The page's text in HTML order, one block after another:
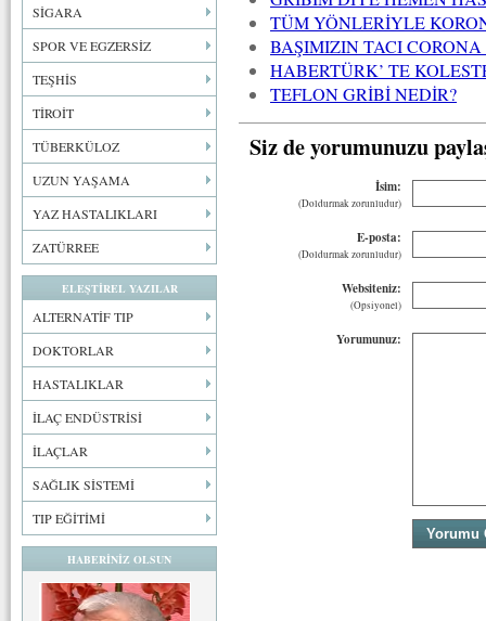
SİGARA
SPOR VE EGZERSİZ
TEŞHİS
TİROİT
TÜBERKÜLOZ
UZUN YAŞAMA
YAZ HASTALIKLARI
ZATÜRREE
ELEŞTİREL YAZILAR
ALTERNATİF TIP
DOKTORLAR
HASTALIKLAR
İLAÇ ENDÜSTRİSİ
İLAÇLAR
SAĞLIK SİSTEMİ
TIP EĞİTİMİ
HABERİNİZ OLSUN
TÜM YÖNLERİYLE
BAŞIMIZIN TACI CORONA
HABERTÜRK’ TE
TEFLON GRİBİ NEDİR?
Siz de yorumunuzu
İsim:
(Doldurmak zorunludur)
E-posta:
(Doldurmak zorunludur)
Websiteniz:
(Opsiyonel)
Yorumunuz: